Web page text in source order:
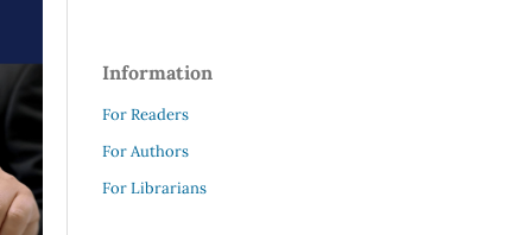
Information
For Readers
For Authors
For Librarians